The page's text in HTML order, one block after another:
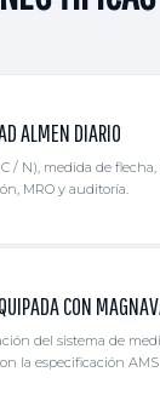
ALMEN DIARIO
/ N), medida de
MRO y auditoría.
CON
del sistema de
la especificación